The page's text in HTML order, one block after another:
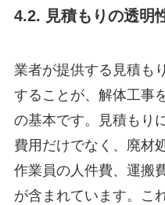
4.2. 見積もりの透明
業者が提供する見積も
することが、解体工事
の基本です。見積もり
費用だけでなく、廃材
作業員の人件費、運搬
が含まれています。こ